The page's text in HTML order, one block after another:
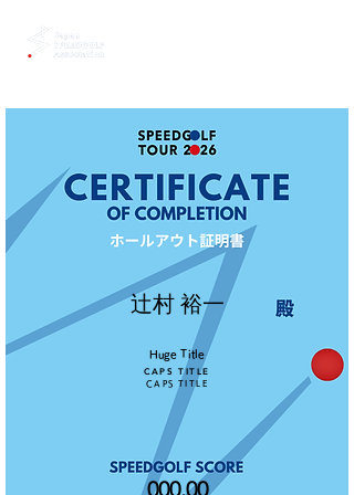
辻村 裕一
Huge Title
CAPS TITLE
CAPS TITLE
000.00